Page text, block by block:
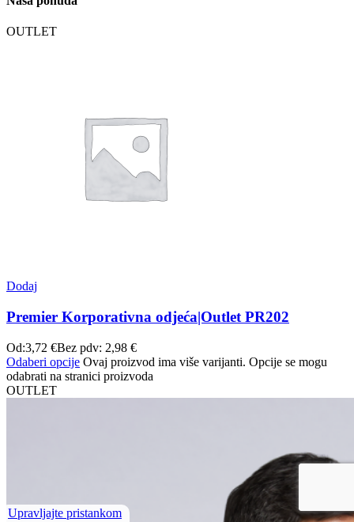
OUTLET
Dodaj
Premier Korporativna odjeća|Outlet PR202
Od:3,72 €Bez pdv: 2,98 €
Odaberi opcije Ovaj proizvod ima više varijanti. Opcije se mogu
odabrati na stranici proizvoda
OUTLET
Upravljajte pristankom